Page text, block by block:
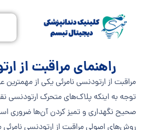
راهنمای مراقبت از ارتودنسی
مراقبت از ارتودنسی نامرئی یکی از
توجه به اینکه پلاک‌های متحرک ارتودنسی
صحیح نگهداری و تمیز کردن آن‌ها ضروری
روش‌های اصولی مراقبت از ارتودنسی نامرئی